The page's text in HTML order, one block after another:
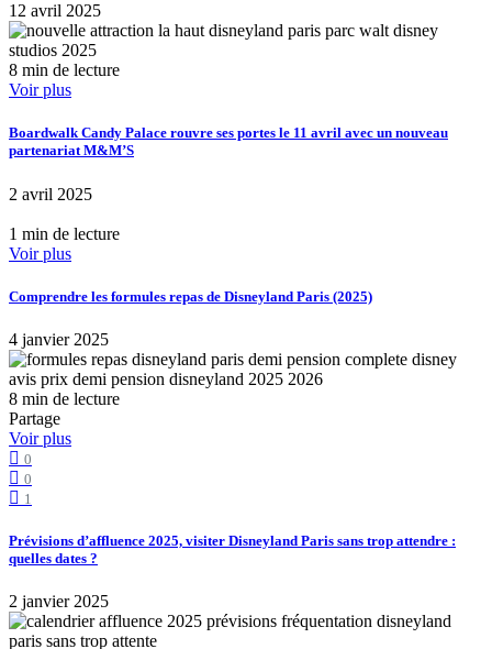
12 avril 2025
8 min de lecture
Voir plus
Boardwalk Candy Palace rouvre ses portes le 11 avril avec un nouveau
partenariat M&M’S
2 avril 2025
1 min de lecture
Voir plus
Comprendre les formules repas de Disneyland Paris (2025)
4 janvier 2025
8 min de lecture
Partage
Voir plus
0
0
1
Prévisions d’affluence 2025, visiter Disneyland Paris sans trop attendre :
quelles dates ?
2 janvier 2025